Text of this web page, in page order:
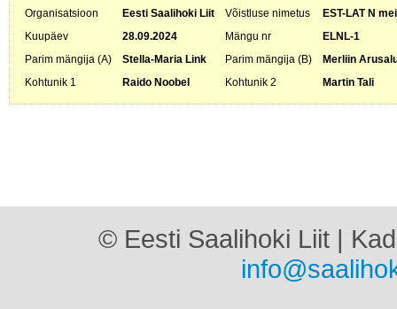
Organisatsioon Eesti Saalihoki Liit Võistluse nimetus
EST-LAT N
Kuupäev
28.09.2024 Mängu nr
ELNL-1
Parim mängija (A)
Stella-Maria Link Parim mängija (B)
Merliin
Kohtunik 1
Raido Noobel Kohtunik 2 Martin Tali
© Eesti Saalihoki Liit |